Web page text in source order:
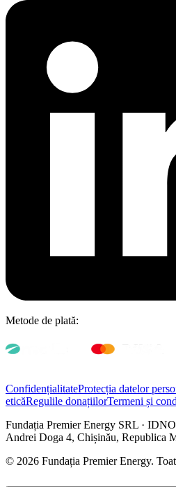
Metode de plată:
ConfidențialitateProtecția datelor
eticăRegulile donațiilorTermeni și
Fundația Premier Energy SRL ·
Andrei Doga 4, Chișinău, Republica
© 2026 Fundația Premier Energy.